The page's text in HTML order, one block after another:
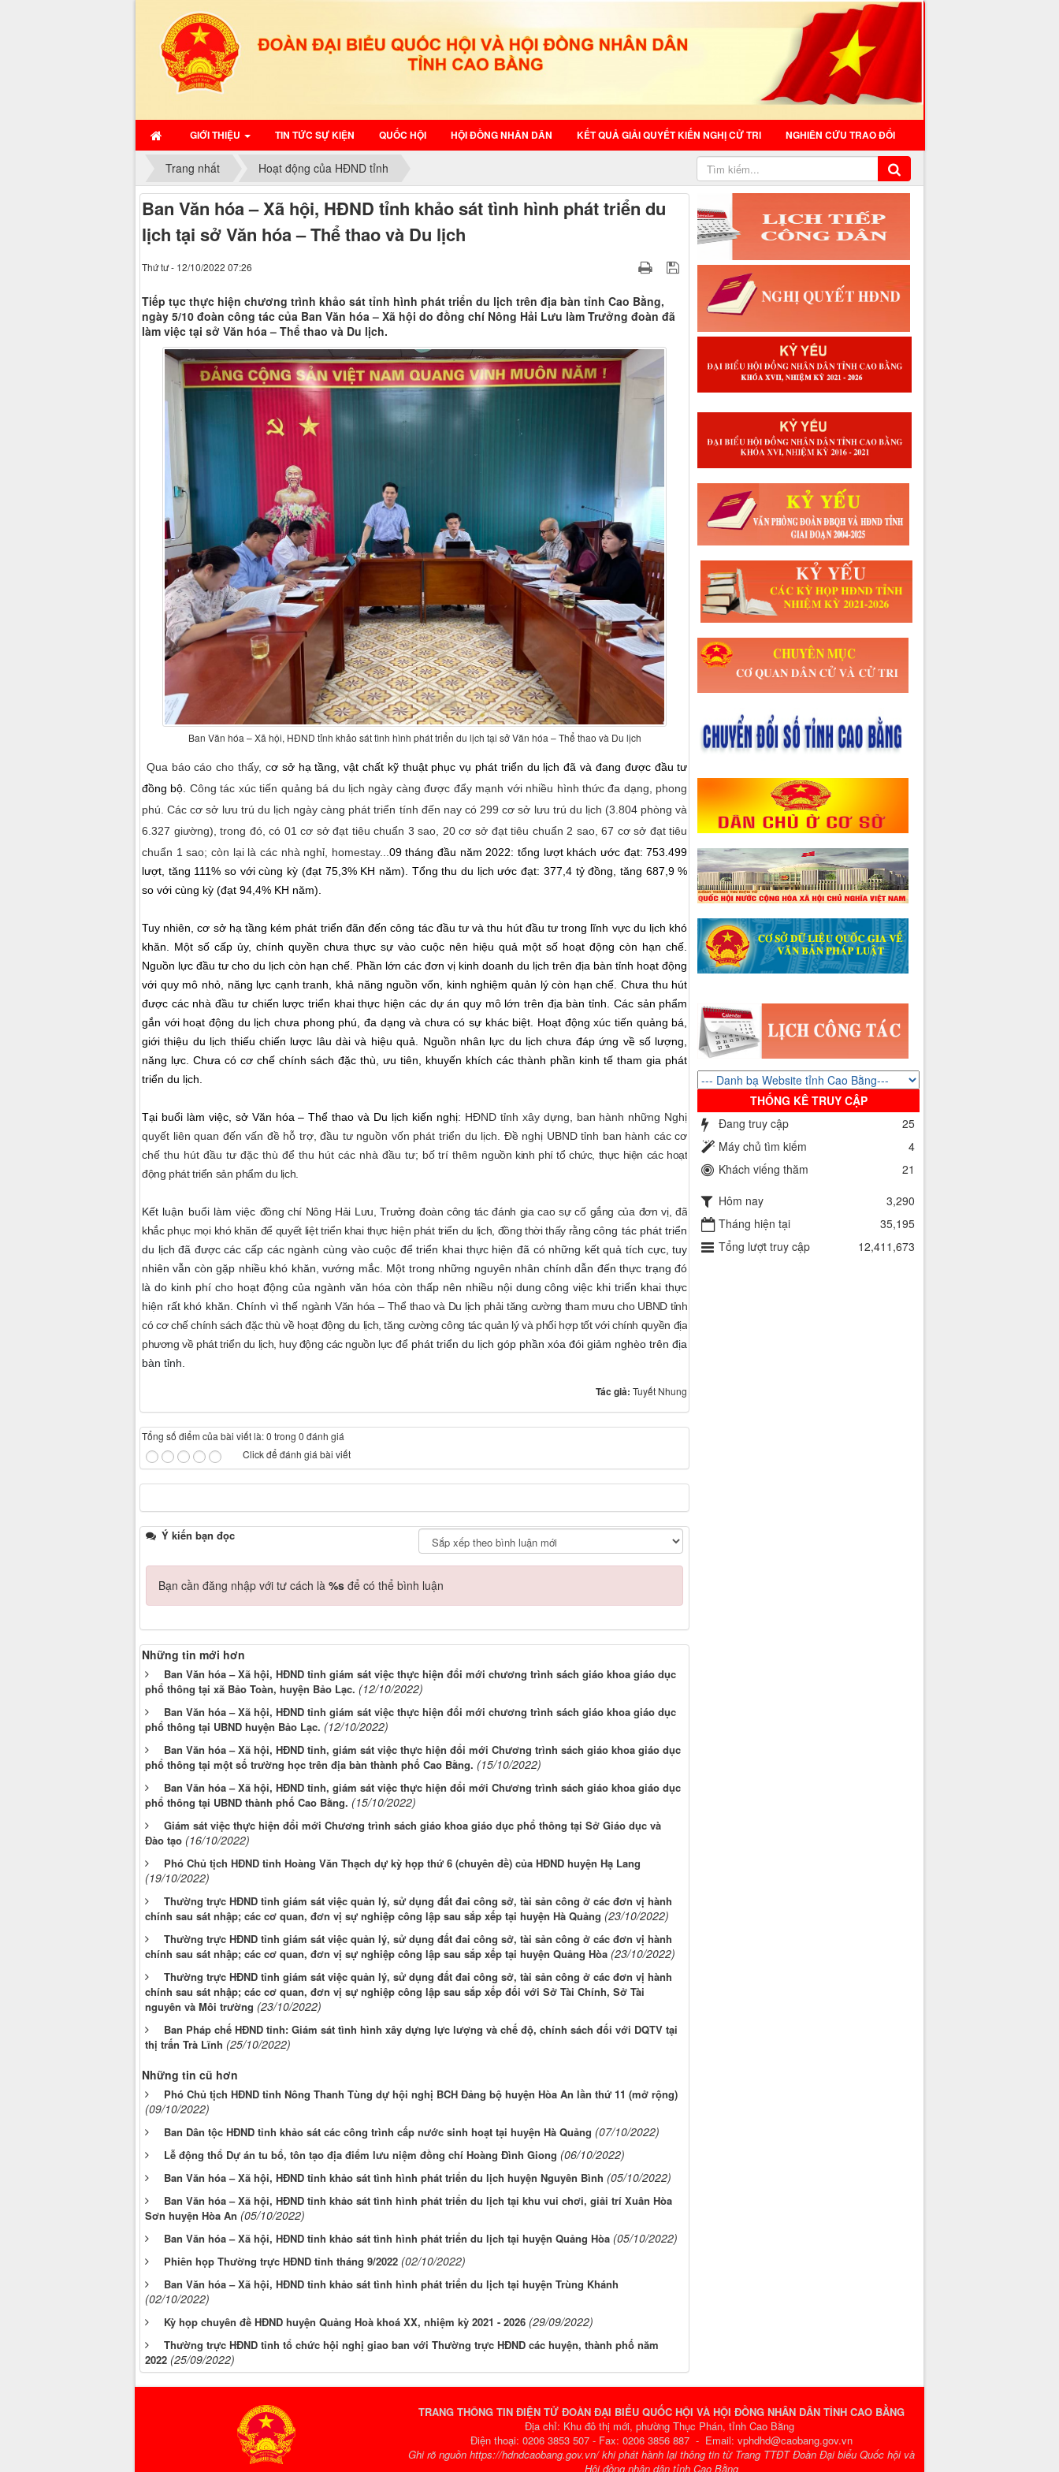
GIỚI THIỆU TIN TỨC SỰ KIỆN QUỐC HỘI HỘI ĐỒNG NHÂN DÂN KẾT QUẢ GIẢI QUYẾT KIẾN NGHỊ CỬ TRI NGHIÊN CỨU TRAO ĐỔI
Trang nhất Hoạt động của HĐND tỉnh
Ban Văn hóa – Xã hội, HĐND tỉnh khảo sát tình hình phát triển du
lịch tại sở Văn hóa – Thể thao và Du lịch
Thứ tư - 12/10/2022 07:26
Tiếp tục thực hiện chương trình khảo sát tỉnh hình phát triển du lịch trên địa bàn tỉnh Cao Bằng,
ngày 5/10 đoàn công tác của Ban Văn hóa – Xã hội do đồng chí Nông Hải Lưu làm Trưởng đoàn đã
làm việc tại sở Văn hóa – Thể thao và Du lịch.
Ban Văn hóa – Xã hội, HĐND tỉnh khảo sát tình hình phát triển du lịch tại sở Văn hóa – Thể thao và Du lịch
Qua báo cáo cho thấy, cơ sở hạ tầng, vật chất kỹ thuật phục vụ phát triển du lịch đã và đang được đầu tư
đồng bộ. Công tác xúc tiến quảng bá du lịch ngày càng được đẩy mạnh với nhiều hình thức đa dạng, phong
phú. Các cơ sở lưu trú du lịch ngày càng phát triển tính đến nay có 299 cơ sở lưu trú du lịch (3.804 phòng và
6.327 giường), trong đó, có 01 cơ sở đạt tiêu chuẩn 3 sao, 20 cơ sở đạt tiêu chuẩn 2 sao, 67 cơ sở đạt tiêu
chuẩn 1 sao; còn lại là các nhà nghỉ, homestay... 09 tháng đầu năm 2022: tổng lượt khách ước đạt: 753.499
lượt, tăng 111% so với cùng kỳ (đạt 75,3% KH năm). Tổng thu du lịch ước đạt: 377,4 tỷ đồng, tăng 687,9 %
so với cùng kỳ (đạt 94,4% KH năm).
Tuy nhiên, cơ sở hạ tầng kém phát triển đãn đến công tác đầu tư và thu hút đầu tư trong lĩnh vực du lịch khó
khăn. Một số cấp ủy, chính quyền chưa thực sự vào cuộc nên hiệu quả một số hoạt động còn hạn chế.
Nguồn lực đầu tư cho du lịch còn hạn chế. Phần lớn các đơn vị kinh doanh du lịch trên địa bàn tỉnh hoạt động
với quy mô nhỏ, năng lực cạnh tranh, khả năng nguồn vốn, kinh nghiệm quản lý còn hạn chế. Chưa thu hút
được các nhà đầu tư chiến lược triển khai thực hiện các dự án quy mô lớn trên địa bàn tỉnh. Các sản phẩm
gắn với hoạt động du lịch chưa phong phú, đa dạng và chưa có sự khác biệt. Hoạt động xúc tiến quảng bá,
giới thiệu du lịch thiếu chiến lược lâu dài và hiệu quả. Nguồn nhân lực du lịch chưa đáp ứng về số lượng,
năng lực. Chưa có cơ chế chính sách đặc thù, ưu tiên, khuyến khích các thành phần kinh tế tham gia phát
triển du lịch.
Tại buổi làm việc, sở Văn hóa – Thể thao và Du lịch kiến nghị: HĐND tỉnh xây dựng, ban hành những Nghị
quyết liên quan đến vấn đề hỗ trợ, đầu tư nguồn vốn phát triển du lịch. Đề nghị UBND tỉnh ban hành các cơ
chế thu hút đầu tư đặc thù để thu hút các nhà đầu tư; bố trí thêm nguồn kinh phí tổ chức, thực hiện các hoạt
động phát triển sản phẩm du lịch.
Kết luận buổi làm việc đồng chí Nông Hải Lưu, Trưởng đoàn công tác đánh gia cao sự cố gắng của đơn vị, đã
khắc phục mọi khó khăn để quyết liệt triển khai thực hiện phát triển du lịch, đồng thời thấy rằngcông tác phát triển
du lịch đã được các cấp các ngành cùng vào cuộc để triển khai thực hiện đã có những kết quả tích cực, tuy
nhiên vẫn còn gặp nhiều khó khăn, vướng mắc. Một trong những nguyên nhân chính dẫn đến thực trạng đó
là do kinh phí cho hoạt động của ngành văn hóa còn thấp nên nhiều nội dung công việc khi triển khai thực
hiện rất khó khăn. Chính vì thế ngành Văn hóa – Thể thao và Du lịch phải tăng cường tham mưu cho UBND tỉnh
có cơ chế chính sách đặc thù về hoạt động du lịch, tăng cường công tác quản lý và phối hợp tốt với chính quyền địa
phương về phát triển du lịch, huy động các nguồn lực để phát triển du lịch góp phần xóa đói giảm nghèo trên địa
bàn tỉnh.
Tác giả:Tuyết Nhung
Tổng số điểm của bài viết là: 0 trong 0 đánh giá
Click để đánh giá bài viết
Ý kiến bạn đọc
Bạn cần đăng nhập với tư cách là %s để có thể bình luận
Những tin mới hơn
Ban Văn hóa – Xã hội, HĐND tỉnh giám sát việc thực hiện đổi mới chương trình sách giáo khoa giáo dục
phổ thông tại xã Bảo Toàn, huyện Bảo Lạc. (12/10/2022)
Ban Văn hóa – Xã hội, HĐND tỉnh giám sát việc thực hiện đổi mới chương trình sách giáo khoa giáo dục
phổ thông tại UBND huyện Bảo Lạc. (12/10/2022)
Ban Văn hóa – Xã hội, HĐND tỉnh, giám sát việc thực hiện đổi mới Chương trình sách giáo khoa giáo dục
phổ thông tại một số trường học trên địa bàn thành phố Cao Bằng. (15/10/2022)
Ban Văn hóa – Xã hội, HĐND tỉnh, giám sát việc thực hiện đổi mới Chương trình sách giáo khoa giáo dục
phổ thông tại UBND thành phố Cao Bằng. (15/10/2022)
Giám sát việc thực hiện đổi mới Chương trình sách giáo khoa giáo dục phổ thông tại Sở Giáo dục và
Đào tạo (16/10/2022)
Phó Chủ tịch HĐND tỉnh Hoàng Văn Thạch dự kỳ họp thứ 6 (chuyên đề) của HĐND huyện Hạ Lang
(19/10/2022)
Thường trực HĐND tỉnh giám sát việc quản lý, sử dụng đất đai công sở, tài sản công ở các đơn vị hành
chính sau sát nhập; các cơ quan, đơn vị sự nghiệp công lập sau sắp xếp tại huyện Hà Quảng (23/10/2022)
Thường trực HĐND tỉnh giám sát việc quản lý, sử dụng đất đai công sở, tài sản công ở các đơn vị hành
chính sau sát nhập; các cơ quan, đơn vị sự nghiệp công lập sau sắp xếp tại huyện Quảng Hòa (23/10/2022)
Thường trực HĐND tỉnh giám sát việc quản lý, sử dụng đất đai công sở, tài sản công ở các đơn vị hành
chính sau sát nhập; các cơ quan, đơn vị sự nghiệp công lập sau sắp xếp đối với Sở Tài Chính, Sở Tài
nguyên và Môi trường (23/10/2022)
Ban Pháp chế HĐND tỉnh: Giám sát tình hình xây dựng lực lượng và chế độ, chính sách đối với DQTV tại
thị trấn Trà Lĩnh (25/10/2022)
Những tin cũ hơn
Phó Chủ tịch HĐND tỉnh Nông Thanh Tùng dự hội nghị BCH Đảng bộ huyện Hòa An lần thứ 11 (mở rộng)
(09/10/2022)
Ban Dân tộc HĐND tỉnh khảo sát các công trình cấp nước sinh hoạt tại huyện Hà Quảng (07/10/2022)
Lễ động thổ Dự án tu bổ, tôn tạo địa điểm lưu niệm đồng chí Hoàng Đình Giong (06/10/2022)
Ban Văn hóa – Xã hội, HĐND tỉnh khảo sát tình hình phát triển du lịch huyện Nguyên Bình (05/10/2022)
Ban Văn hóa – Xã hội, HĐND tỉnh khảo sát tình hình phát triển du lịch tại khu vui chơi, giải trí Xuân Hòa
Sơn huyện Hòa An (05/10/2022)
Ban Văn hóa – Xã hội, HĐND tỉnh khảo sát tình hình phát triển du lịch tại huyện Quảng Hòa (05/10/2022)
Phiên họp Thường trực HĐND tỉnh tháng 9/2022 (02/10/2022)
Ban Văn hóa – Xã hội, HĐND tỉnh khảo sát tình hình phát triển du lịch tại huyện Trùng Khánh
(02/10/2022)
Kỳ họp chuyên đề HĐND huyện Quảng Hoà khoá XX, nhiệm kỳ 2021 - 2026 (29/09/2022)
Thường trực HĐND tỉnh tổ chức hội nghị giao ban với Thường trực HĐND các huyện, thành phố năm
2022 (25/09/2022)
THỐNG KÊ TRUY CẬP
Đang truy cập
25
Máy chủ tìm kiếm
4
Khách viếng thăm
21
Hôm nay
3,290
Tháng hiện tại
35,195
Tổng lượt truy cập
12,411,673
TRANG THÔNG TIN ĐIỆN TỬ ĐOÀN ĐẠI BIỂU QUỐC HỘI VÀ HỘI ĐỒNG NHÂN DÂN TỈNH CAO BẰNG
Địa chỉ: Khu đô thị mới, phường Thục Phán, tỉnh Cao Bằng
Điện thoại: 0206 3853 507 - Fax: 0206 3856 887 - Email: vphdhd@caobang.gov.vn
Ghi rõ nguồn https://hdndcaobang.gov.vn/ khi phát hành lại thông tin từ Trang TTĐT Đoàn Đại biểu Quốc hội và
Hội đồng nhân dân tỉnh Cao Bằng